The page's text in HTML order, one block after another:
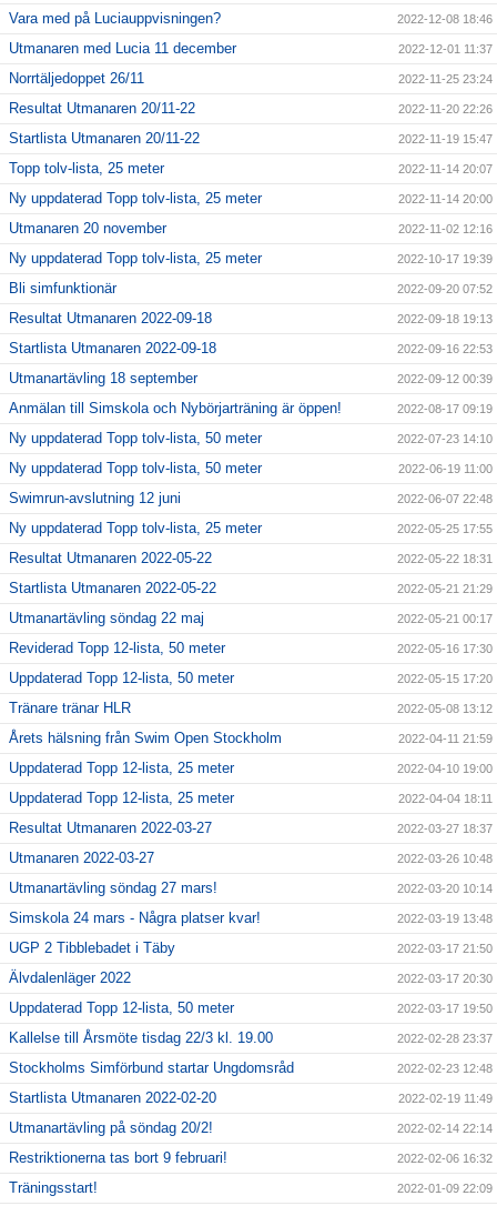
Vara med på Luciauppvisningen? 2022-12-08 18:46
Utmanaren med Lucia 11 december 2022-12-01 11:37
Norrtäljedoppet 26/11 2022-11-25 23:24
Resultat Utmanaren 20/11-22 2022-11-20 22:26
Startlista Utmanaren 20/11-22 2022-11-19 15:47
Topp tolv-lista, 25 meter 2022-11-14 20:07
Ny uppdaterad Topp tolv-lista, 25 meter 2022-11-14 20:00
Utmanaren 20 november 2022-11-02 12:16
Ny uppdaterad Topp tolv-lista, 25 meter 2022-10-17 19:39
Bli simfunktionär 2022-09-20 07:52
Resultat Utmanaren 2022-09-18 2022-09-18 19:13
Startlista Utmanaren 2022-09-18 2022-09-16 22:53
Utmanartävling 18 september 2022-09-12 00:39
Anmälan till Simskola och Nybörjarträning är öppen! 2022-08-17 09:19
Ny uppdaterad Topp tolv-lista, 50 meter 2022-07-23 14:10
Ny uppdaterad Topp tolv-lista, 50 meter 2022-06-19 11:00
Swimrun-avslutning 12 juni 2022-06-07 22:48
Ny uppdaterad Topp tolv-lista, 25 meter 2022-05-25 17:55
Resultat Utmanaren 2022-05-22 2022-05-22 18:31
Startlista Utmanaren 2022-05-22 2022-05-21 21:29
Utmanartävling söndag 22 maj 2022-05-21 00:17
Reviderad Topp 12-lista, 50 meter 2022-05-16 17:30
Uppdaterad Topp 12-lista, 50 meter 2022-05-15 17:20
Tränare tränar HLR 2022-05-08 13:12
Årets hälsning från Swim Open Stockholm 2022-04-11 21:59
Uppdaterad Topp 12-lista, 25 meter 2022-04-10 19:00
Uppdaterad Topp 12-lista, 25 meter 2022-04-04 18:11
Resultat Utmanaren 2022-03-27 2022-03-27 18:37
Utmanaren 2022-03-27 2022-03-26 10:48
Utmanartävling söndag 27 mars! 2022-03-20 10:14
Simskola 24 mars - Några platser kvar! 2022-03-19 13:48
UGP 2 Tibblebadet i Täby 2022-03-17 21:50
Älvdalenläger 2022 2022-03-17 20:30
Uppdaterad Topp 12-lista, 50 meter 2022-03-17 19:50
Kallelse till Årsmöte tisdag 22/3 kl. 19.00 2022-02-28 23:37
Stockholms Simförbund startar Ungdomsråd 2022-02-23 12:48
Startlista Utmanaren 2022-02-20 2022-02-19 11:49
Utmanartävling på söndag 20/2! 2022-02-14 22:14
Restriktionerna tas bort 9 februari! 2022-02-06 16:32
Träningsstart! 2022-01-09 22:09